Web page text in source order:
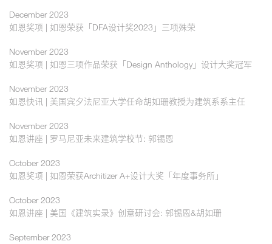
December 2023
如恩奖项 | 如恩荣获「DFA设计奖2023」三项殊荣
November 2023
如恩奖项 | 如恩三项作品荣获「Design Anthology」设计大奖冠军
November 2023
如恩快讯 | 美国宾夕法尼亚大学任命胡如珊教授为建筑系系主任
November 2023
如恩讲座 | 罗马尼亚未来建筑学校节: 郭锡恩
October 2023
如恩奖项 | 如恩荣获Architizer A+设计大奖「年度事务所」
October 2023
如恩讲座 | 美国《建筑实录》创意研讨会: 郭锡恩&胡如珊
September 2023